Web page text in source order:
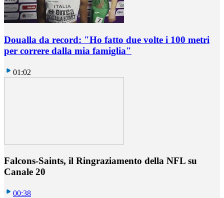
Doualla da record: "Ho fatto due volte i 100 metri
per correre dalla mia famiglia"
01:02
Falcons-Saints, il Ringraziamento della NFL su
Canale 20
00:38